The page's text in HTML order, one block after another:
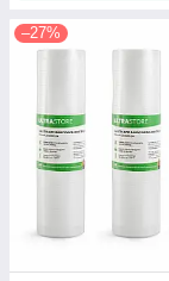
–27%